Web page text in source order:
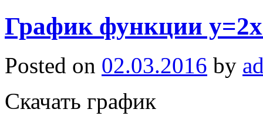
График функции
Posted on 02.03.2016 by
Скачать график